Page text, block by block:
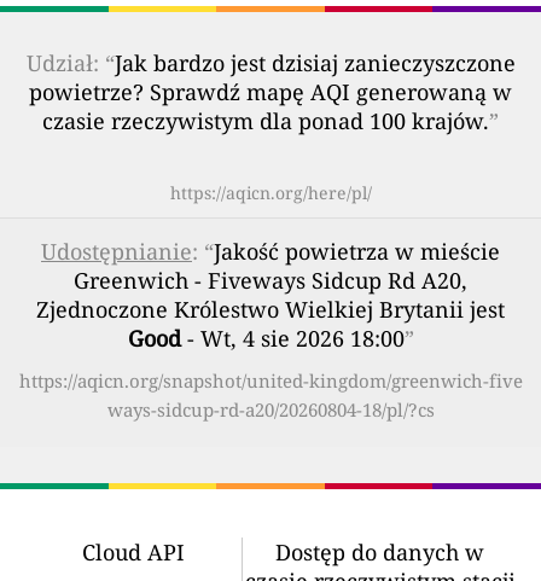
Udział: “Jak bardzo jest dzisiaj zanieczyszczone
powietrze? Sprawdź mapę AQI generowaną w
czasie rzeczywistym dla ponad 100 krajów.”
https://aqicn.org/here/pl/
Udostępnianie: “Jakość powietrza w mieście
Greenwich - Fiveways Sidcup Rd A20,
Zjednoczone Królestwo Wielkiej Brytanii jest
Good- Wt, 4 sie 2026 18:00”
https://aqicn.org/snapshot/united-kingdom/greenwich-five
ways-sidcup-rd-a20/20260804-18/pl/?cs
Cloud API
Dostęp do danych w